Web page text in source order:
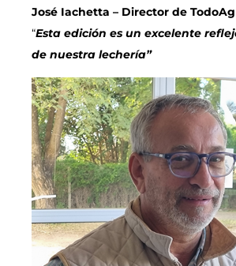
José Iachetta – Director de
“Esta edición es un excelente
de nuestra lechería”